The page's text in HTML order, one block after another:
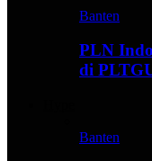
Banten
PLN
di
Banten